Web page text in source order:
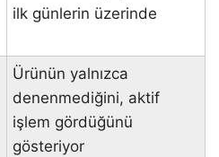
ilk günlerin üzerinde
Ürünün yalnızca
denenmediğini, aktif
işlem gördüğünü
gösteriyor